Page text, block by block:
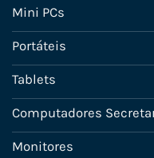
Mini PCs
Portáteis
Tablets
Computadores
Monitores